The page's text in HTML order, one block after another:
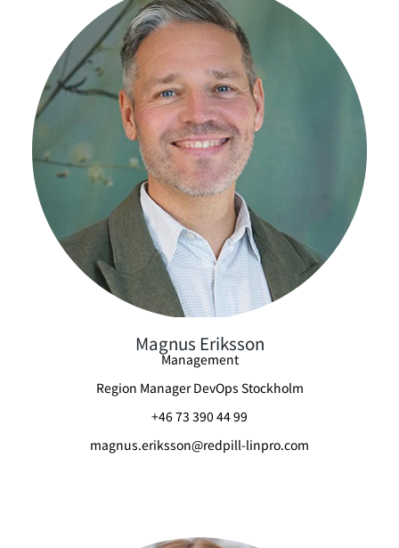
Magnus Eriksson
Management
Region Manager DevOps Stockholm
+46 73 390 44 99
magnus.eriksson@redpill-linpro.com